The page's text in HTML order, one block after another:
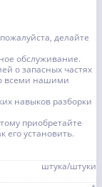
делайте
обслуживание.
о запасных частях
всеми нашими
навыков разборки
приобретайте
его установить.
штука/штуки